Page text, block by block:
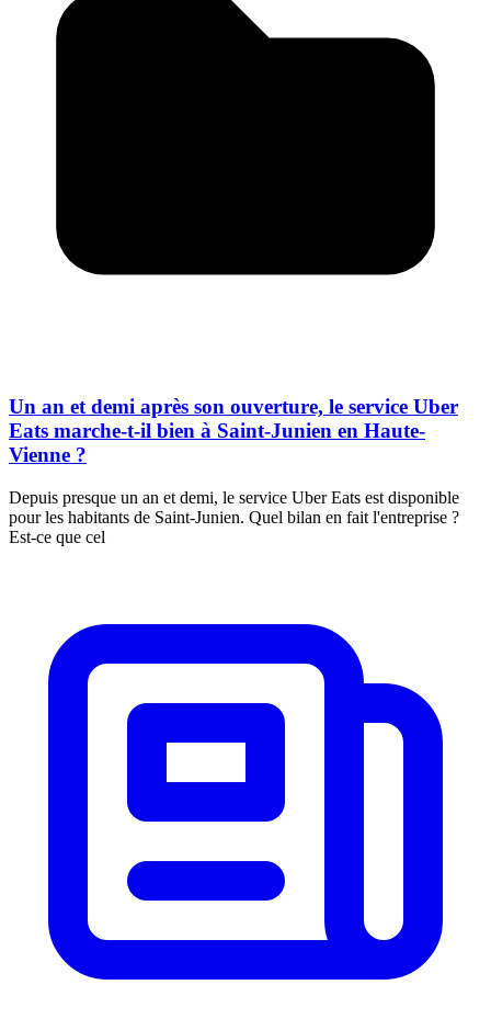
Un an et demi après son ouverture, le service Uber
Eats marche-t-il bien à Saint-Junien en Haute-
Vienne ?
Depuis presque un an et demi, le service Uber Eats est disponible
pour les habitants de Saint-Junien. Quel bilan en fait l'entreprise ?
Est-ce que cel